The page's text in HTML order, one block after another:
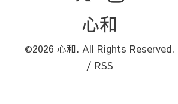
心和
©2026 心和. All Rights Reserved.
/ RSS